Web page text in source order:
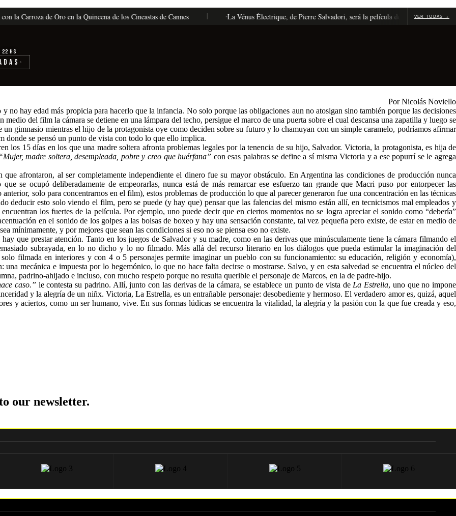
Carroza de Oro en la Quincena de los Cineastas de Cannes La Vénus Électrique, de Pierre Salvadori, será la película de apertura de Cannes
VER TODAS →
hs
›
Por Nicolás Noviello
no hay edad más propicia para hacerlo que la infancia. No solo porque las obligaciones aun no atosigan sino también porque las decisiones
del film la cámara se detiene en una lámpara del techo, persigue el marco de una puerta sobre el cual descansa una zapatilla y luego se
un gimnasio mientras el hijo de la protagonista oye como deciden sobre su futuro y lo chamuyan con un simple caramelo, podríamos afirmar
donde se pensó un punto de vista con todo lo que ello implica.
los 15 días en los que una madre soltera afronta problemas legales por la tenencia de su hijo, Salvador. Victoria, la protagonista, es hija de
“Mujer, madre soltera, desempleada, pobre y creo que huérfana” con esas palabras se define a sí misma Victoria y a ese popurrí se le agrega
afrontaron, al ser completamente independiente el dinero fue su mayor obstáculo. En Argentina las condiciones de producción nunca
se ocupó deliberadamente de empeorarlas, nunca está de más remarcar ese esfuerzo tan grande que Macri puso por entorpecer las
solo para concentrarnos en el film), estos problemas de producción lo que al parecer generaron fue una concentración en las técnicas
deducir esto solo viendo el film, pero se puede (y hay que) pensar que las falencias del mismo están allí, en tecnicismos mal empleados y
los fuertes de la película. Por ejemplo, uno puede decir que en ciertos momentos no se logra apreciar el sonido como “debería”
en el sonido de los golpes a las bolsas de boxeo y hay una sensación constante, tal vez pequeña pero existe, de estar en medio de
mínimamente, y por mejores que sean las condiciones si eso no se piensa eso no existe.
que prestar atención. Tanto en los juegos de Salvador y su madre, como en las derivas que minúsculamente tiene la cámara filmando el
subrayada, en lo no dicho y lo no filmado. Más allá del recurso literario en los diálogos que pueda estimular la imaginación del
filmada en interiores y con 4 o 5 personajes permite imaginar un pueblo con su funcionamiento: su educación, religión y economía),
una mecánica e impuesta por lo hegemónico, lo que no hace falta decirse o mostrarse. Salvo, y en esta salvedad se encuentra el núcleo del
padrino-ahijado e incluso, con mucho respeto porque no resulta querible el personaje de Marcos, en la de padre-hijo.
caso.” le contesta su padrino. Allí, junto con las derivas de la cámara, se establece un punto de vista de La Estrella, uno que no impone
y la alegría de un niñx. Victoria, La Estrella, es un entrañable personaje: desobediente y hermoso. El verdadero amor es, quizá, aquel
y aciertos, como un ser humano, vive. En sus formas lúdicas se encuentra la vitalidad, la alegría y la pasión con la que fue creada y eso,
our newsletter.